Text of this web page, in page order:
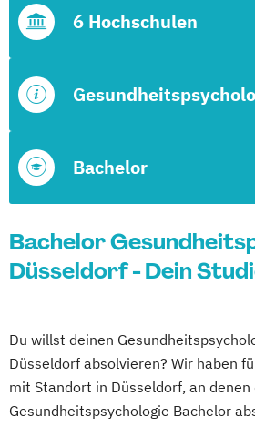
Bachelor
6 Hochschulen
Bachelor
Düsseldorf - Dein
Du willst deinen
Düsseldorf absolvieren? Wir haben
mit Standort in Düsseldorf, an denen
Gesundheitspsychologie Bachelor